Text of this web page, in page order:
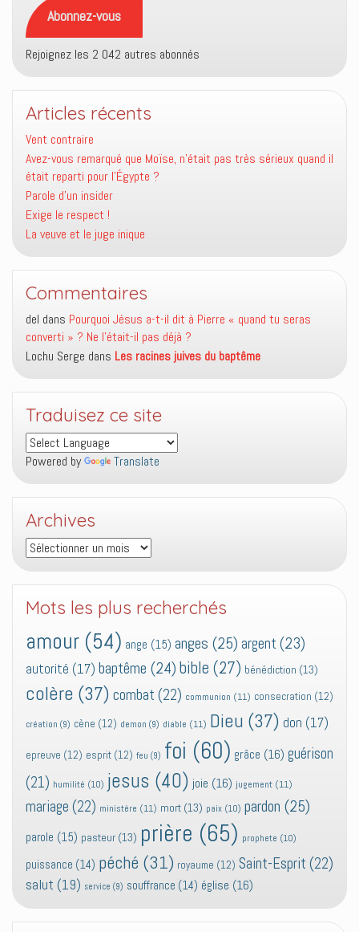
Abonnez-vous
Rejoignez les 2 042 autres abonnés
Articles récents
Vent contraire
Avez-vous remarqué que Moïse, n’était pas très sérieux quand il
était reparti pour l’Égypte ?
Parole d’un insider
Exige le respect !
La veuve et le juge inique
Commentaires
del dans Pourquoi Jésus a-t-il dit à Pierre « quand tu seras
converti » ? Ne l’était-il pas déjà ?
Lochu Serge dans Les racines juives du baptême
Traduisez ce site
Powered by Translate
Archives
Archives
Mots les plus recherchés
amour (54) ange (15) anges (25) argent (23)
autorité (17) baptême (24) bible (27) bénédiction (13)
colère (37) combat (22) communion (11) consecration (12)
création (9) cène (12) demon (9) diable (11) Dieu (37) don (17)
epreuve (12) esprit (12) feu (9) foi (60) grâce (16) guérison
(21) humilité (10) jesus (40) joie (16) jugement (11)
mariage (22) ministère (11) mort (13) paix (10) pardon (25)
parole (15) pasteur (13) prière (65) prophete (10)
puissance (14) péché (31) royaume (12) Saint-Esprit (22)
salut (19) service (9) souffrance (14) église (16)